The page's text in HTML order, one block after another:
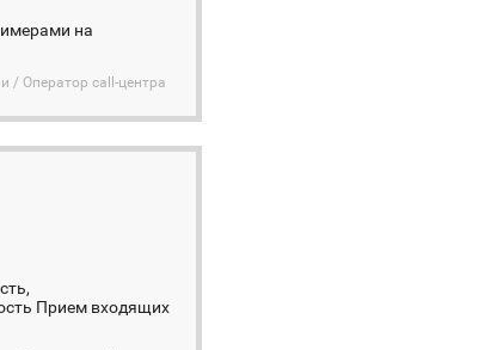
на
/ Оператор call-центра
Прием входящих